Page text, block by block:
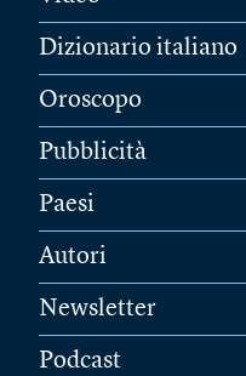
Dizionario italiano
Oroscopo
Pubblicità
Paesi
Autori
Newsletter
Podcast